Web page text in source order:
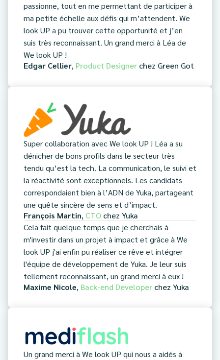
passionne, tout en me permettant de participer à
ma petite échelle aux défis qui m’attendent. We
look UP a pu trouver cette opportunité et j’en
suis très reconnaissant. Un grand merci à Léa de
We look UP !
Edgar Cellier, Product Designer chez Green Got
Super collaboration avec We look UP ! Léa a su
dénicher de bons profils dans le secteur très
tendu qu’est la tech. La communication, le suivi et
la réactivité sont exceptionnels. Les candidats
correspondaient bien à l’ADN de Yuka, partageant
une quête sincère de sens et d’impact.
François Martin, CTO chez Yuka
Cela fait quelque temps que je cherchais à
m'investir dans un projet à impact et grâce à We
look UP j'ai enfin pu réaliser ce rêve et intégrer
l'équipe de développement de Yuka. Je leur suis
tellement reconnaissant, un grand merci à eux !
Maxime Nicole, Back-end Developer chez Yuka
Un grand merci à We look UP qui nous a aidés à